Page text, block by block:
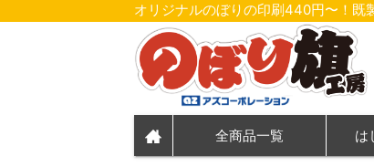
オリジナルのぼりの印刷440円〜！既
全商品一覧 は